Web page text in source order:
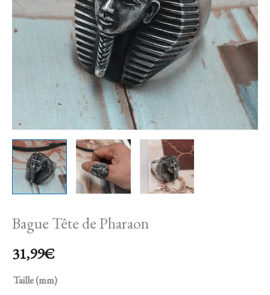
Bague Tête de Pharaon
31,99€
Taille (mm)